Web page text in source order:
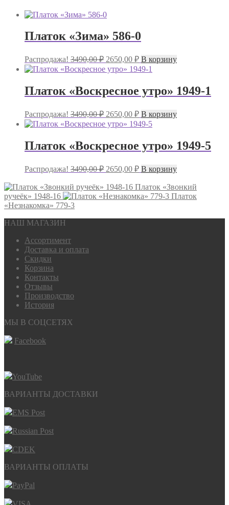
Платок «Зима» 586-0
Распродажа! 3490,00₽ Первоначальная
цена
составляла
2650,00 ₽Текущая
цена:
В корзину
Платок «Воскресное утро» 1949-1
Распродажа! 3490,00₽ Первоначальная
цена
составляла
2650,00 ₽Текущая
цена:
В корзину
Платок «Воскресное утро» 1949-5
Распродажа! 3490,00₽ Первоначальная
составляла
3490,00 ₽.
2650,00 ₽Текущая
цена:
2650,00 ₽.
В корзину
Платок «Звонкий
ручеёк» 1948-16
Платок
«Незнакомка» 779-3
НАШ МАГАЗИН
Ассортимент
Доставка и оплата
Скидки
Корзина
Контакты
Отзывы
Производство
История
МЫ В СОЦСЕТЯХ
Facebook
YouTube
ВАРИАНТЫ ДОСТАВКИ
EMS Post
Russian Post
CDEK
ВАРИАНТЫ ОПЛАТЫ
PayPal